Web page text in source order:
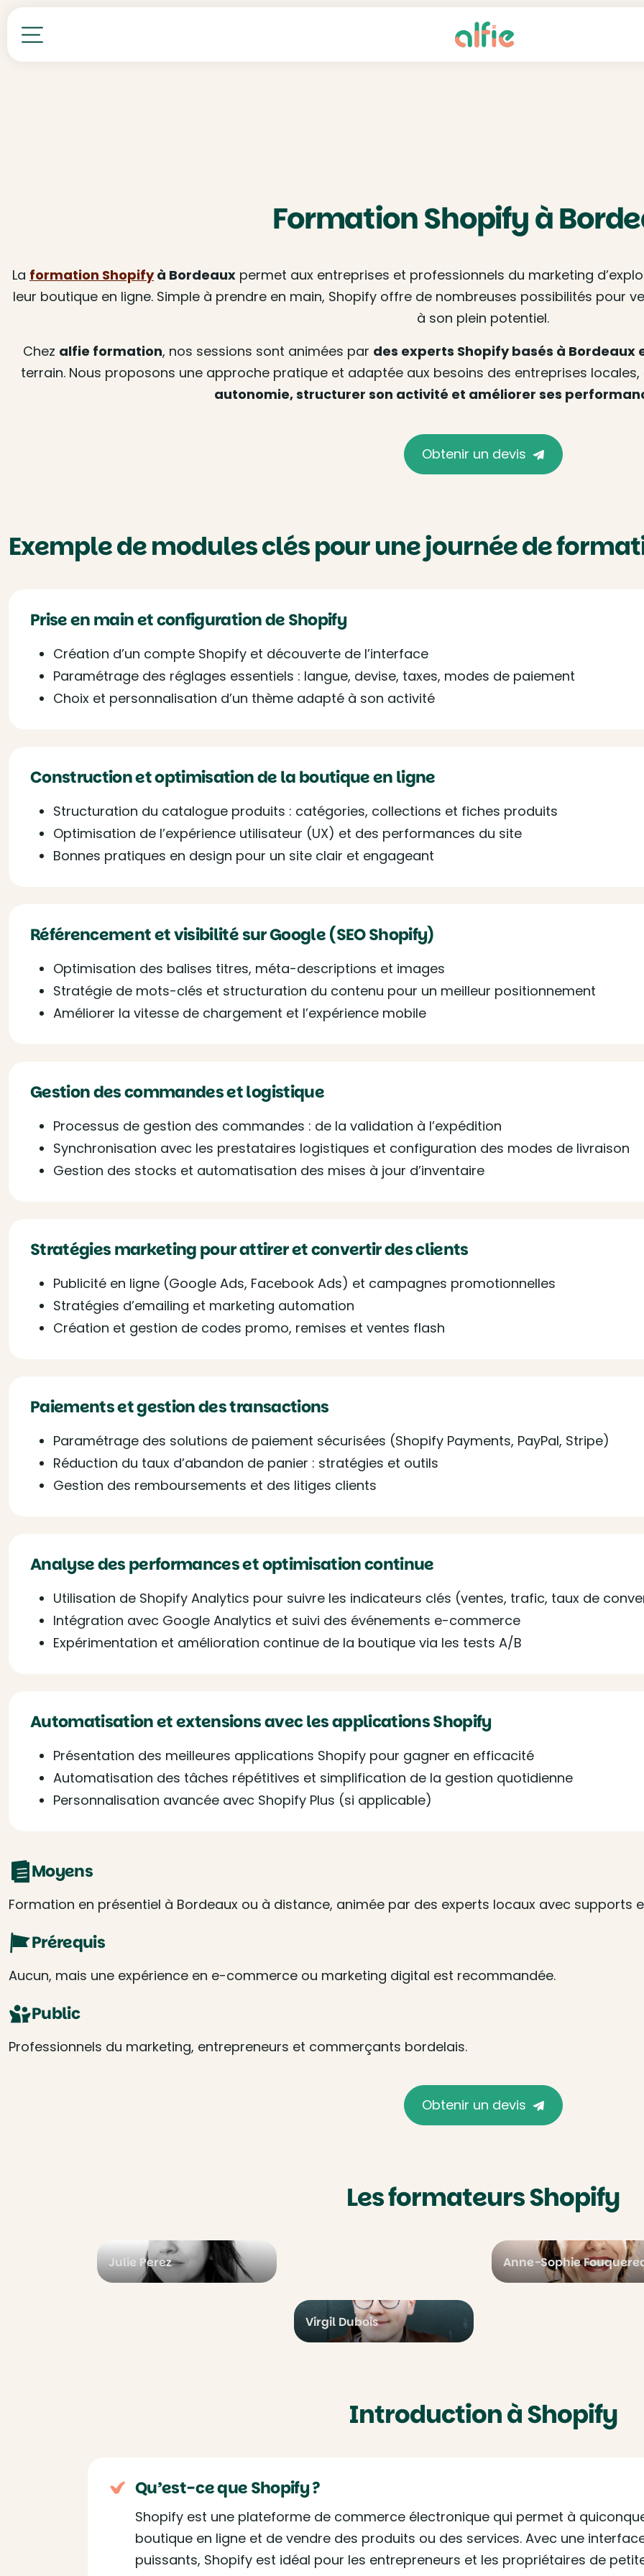
Formation Shopify à
La formation Shopifyà Bordeaux permet aux entreprises et professionnels du marketing
leur boutique en ligne. Simple à prendre en main, Shopify offre de nombreuses possibilités pour
à son plein potentiel.
Chez alfie formation, nos sessions sont animées par des experts Shopify basés à Bordeaux
terrain. Nous proposons une approche pratique et adaptée aux besoins des entreprises
autonomie, structurer son activité et améliorer ses
Obtenir un devis
Exemple de modules clés pour une journée de
Prise en main et configuration de Shopify
Création d’un compte Shopify et découverte de l’interface
Paramétrage des réglages essentiels : langue, devise, taxes, modes de paiement
Choix et personnalisation d’un thème adapté à son activité
Construction et optimisation de la boutique en ligne
Structuration du catalogue produits : catégories, collections et fiches produits
Optimisation de l’expérience utilisateur (UX) et des performances du site
Bonnes pratiques en design pour un site clair et engageant
Référencement et visibilité sur Google (SEO Shopify)
Optimisation des balises titres, méta-descriptions et images
Stratégie de mots-clés et structuration du contenu pour un meilleur positionnement
Améliorer la vitesse de chargement et l’expérience mobile
Gestion des commandes et logistique
Processus de gestion des commandes : de la validation à l’expédition
Synchronisation avec les prestataires logistiques et configuration des modes de livraison
Gestion des stocks et automatisation des mises à jour d’inventaire
Stratégies marketing pour attirer et convertir des clients
Publicité en ligne (Google Ads, Facebook Ads) et campagnes promotionnelles
Stratégies d’emailing et marketing automation
Création et gestion de codes promo, remises et ventes flash
Paiements et gestion des transactions
Paramétrage des solutions de paiement sécurisées (Shopify Payments, PayPal, Stripe)
Réduction du taux d’abandon de panier : stratégies et outils
Gestion des remboursements et des litiges clients
Analyse des performances et optimisation continue
Utilisation de Shopify Analytics pour suivre les indicateurs clés (ventes, trafic, taux de
Intégration avec Google Analytics et suivi des événements e-commerce
Expérimentation et amélioration continue de la boutique via les tests A/B
Automatisation et extensions avec les applications Shopify
Présentation des meilleures applications Shopify pour gagner en efficacité
Automatisation des tâches répétitives et simplification de la gestion quotidienne
Personnalisation avancée avec Shopify Plus (si applicable)
Moyens
Formation en présentiel à Bordeaux ou à distance, animée par des experts locaux avec supports
Prérequis
Aucun, mais une expérience en e-commerce ou marketing digital est recommandée.
Public
Professionnels du marketing, entrepreneurs et commerçants bordelais.
Obtenir un devis
Les formateurs Shopify
Julie Perez Anne-Sophie
Virgil Dubois
Introduction à Shopify
Qu’est-ce que Shopify ?
Shopify est une plateforme de commerce électronique qui permet à
boutique en ligne et de vendre des produits ou des services. Avec une
puissants, Shopify est idéal pour les entrepreneurs et les propriétaires de